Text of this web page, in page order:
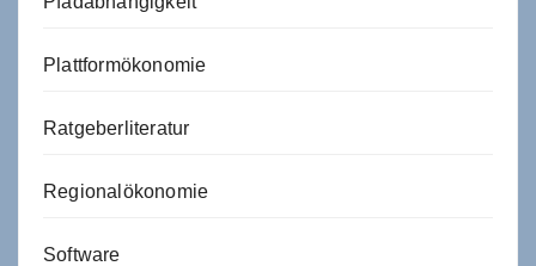
Plattformökonomie
Ratgeberliteratur
Regionalökonomie
Software